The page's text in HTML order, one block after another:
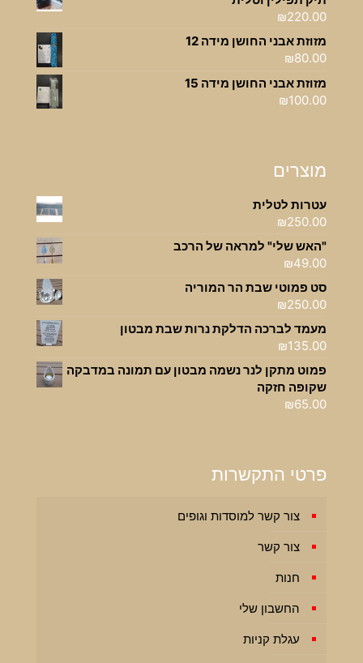
היה:
₪220.00
מזוזת אבני החושן מידה 12
₪80.00
מזוזת אבני החושן מידה 15
₪100.00
מוצרים
עטרות לטלית
₪250.00
"האש שלי" למראה של הרכב
₪49.00
סט פמוטי שבת הר המוריה
₪250.00
מעמד לברכה הדלקת נרות שבת מבטון
₪135.00
פמוט מתקן לנר נשמה מבטון עם תמונה במדבקה
שקופה חזקה
₪65.00
פרטי התקשרות
צור קשר למוסדות וגופים
צור קשר
חנות
החשבון שלי
עגלת קניות